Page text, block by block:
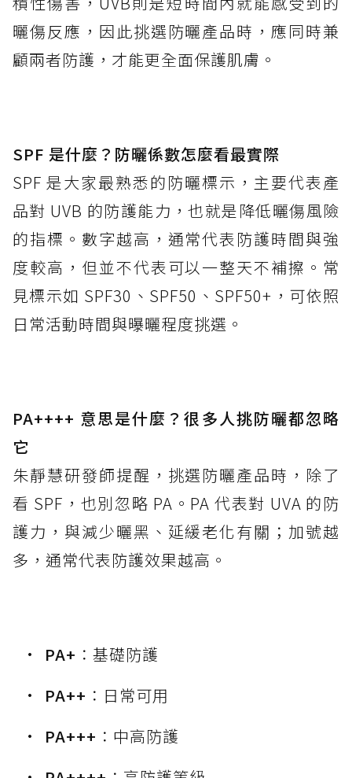
曬傷反應，因此挑選防曬產品時，應同時兼
顧兩者防護，才能更全面保護肌膚。
SPF 是什麼？防曬係數怎麼看最實際
SPF 是大家最熟悉的防曬標示，主要代表產
品對 UVB 的防護能力，也就是降低曬傷風險
的指標。數字越高，通常代表防護時間與強
度較高，但並不代表可以一整天不補擦。常
見標示如 SPF30、SPF50、SPF50+，可依照
日常活動時間與曝曬程度挑選。
PA++++ 意思是什麼？很多人挑防曬都忽略
它
朱靜慧研發師提醒，挑選防曬產品時，除了
看 SPF，也別忽略 PA。PA 代表對 UVA 的防
護力，與減少曬黑、延緩老化有關；加號越
多，通常代表防護效果越高。
PA+ ：基礎防護
PA++ ：日常可用
PA+++ ：中高防護